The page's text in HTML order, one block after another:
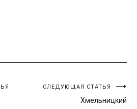
СЛЕДУЮЩАЯ СТАТЬЯ
Хмельницкий